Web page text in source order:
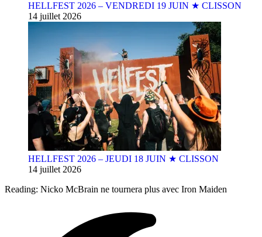
HELLFEST 2026 – VENDREDI 19 JUIN ★ CLISSON
14 juillet 2026
HELLFEST 2026 – JEUDI 18 JUIN ★ CLISSON
14 juillet 2026
Reading: Nicko McBrain ne tournera plus avec Iron Maiden